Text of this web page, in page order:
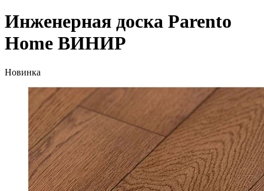
Инженерная доска Parento
Home ВИНИР
Новинка